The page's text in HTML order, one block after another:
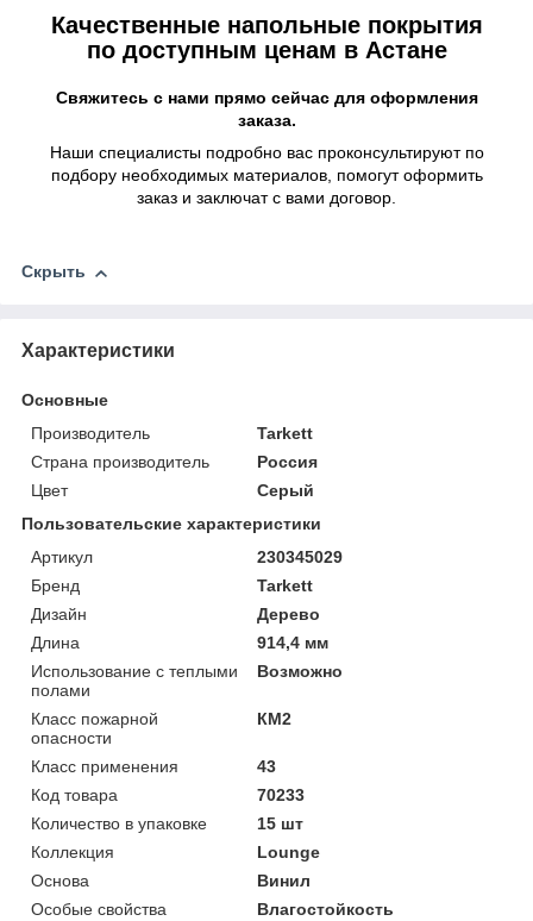
Качественные напольные покрытия
по доступным ценам в Астане
Свяжитесь с нами прямо сейчас для оформления
заказа.
Наши специалисты подробно вас проконсультируют по
подбору необходимых материалов, помогут оформить
заказ и заключат с вами договор.
Скрыть
Характеристики
Основные
Производитель
Tarkett
Страна производитель
Россия
Цвет
Серый
Пользовательские характеристики
Артикул
230345029
Бренд
Tarkett
Дизайн
Дерево
Длина
914,4 мм
Использование с теплыми
полами
Возможно
Класс пожарной
опасности
КМ2
Класс применения
43
Код товара
70233
Количество в упаковке
15 шт
Коллекция
Lounge
Основа
Винил
Особые свойства
Влагостойкость